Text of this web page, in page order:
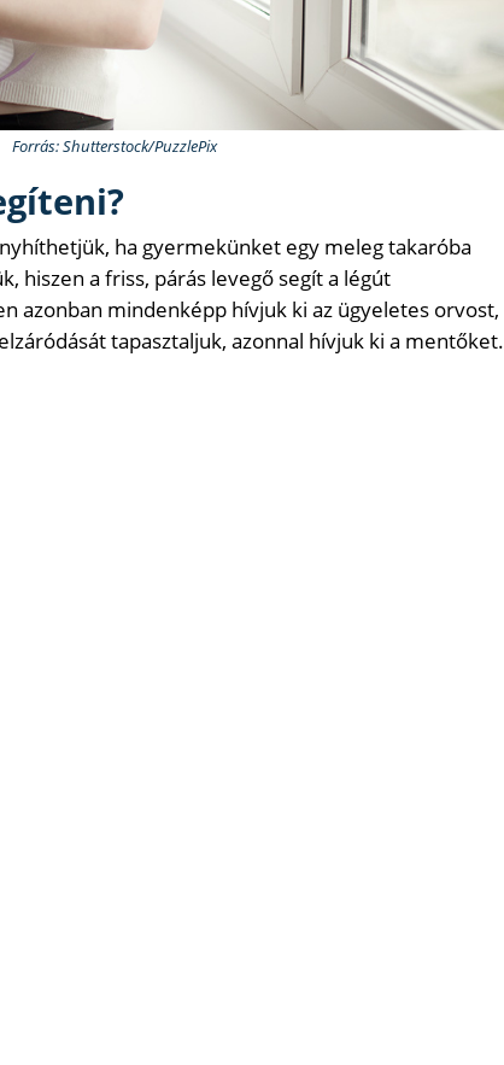
Forrás: Shutterstock/PuzzlePix
ha gyermekünket egy meleg takaróba
hiszen a friss, párás levegő segít a légút
azonban mindenképp hívjuk ki az ügyeletes orvost,
tapasztaljuk, azonnal hívjuk ki a mentőket.